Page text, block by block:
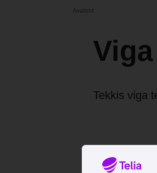
Avaleht
Tekkis viga